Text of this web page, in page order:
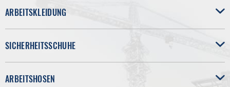
ARBEITSKLEIDUNG
SICHERHEITSSCHUHE
ARBEITSHOSEN